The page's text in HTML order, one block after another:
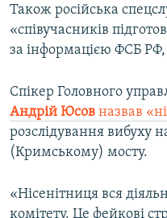
Також російська
«співучасників
за інформацією ФСБ
Спікер Головного
Андрій Юсов назвав
розслідування вибуху
(Кримському) мосту.
«Нісенітниця вся
комітету. Це фейкові